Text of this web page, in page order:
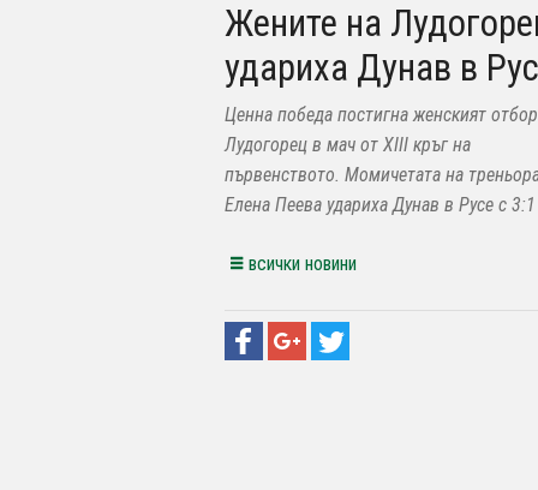
Жените на
удариха Дунав в
Ценна победа постигна женският
Лудогорец в мач от XIII кръг на
първенството. Момичетата на
Елена Пеева удариха Дунав в Русе с
всички новини